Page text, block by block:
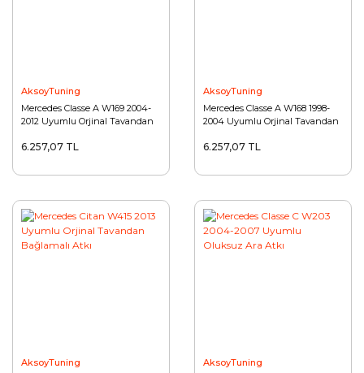
AksoyTuning
Mercedes Classe A W169 2004-
2012 Uyumlu Orjinal Tavandan
6.257,07 TL
AksoyTuning
Mercedes Classe A W168 1998-
2004 Uyumlu Orjinal Tavandan
6.257,07 TL
AksoyTuning
AksoyTuning